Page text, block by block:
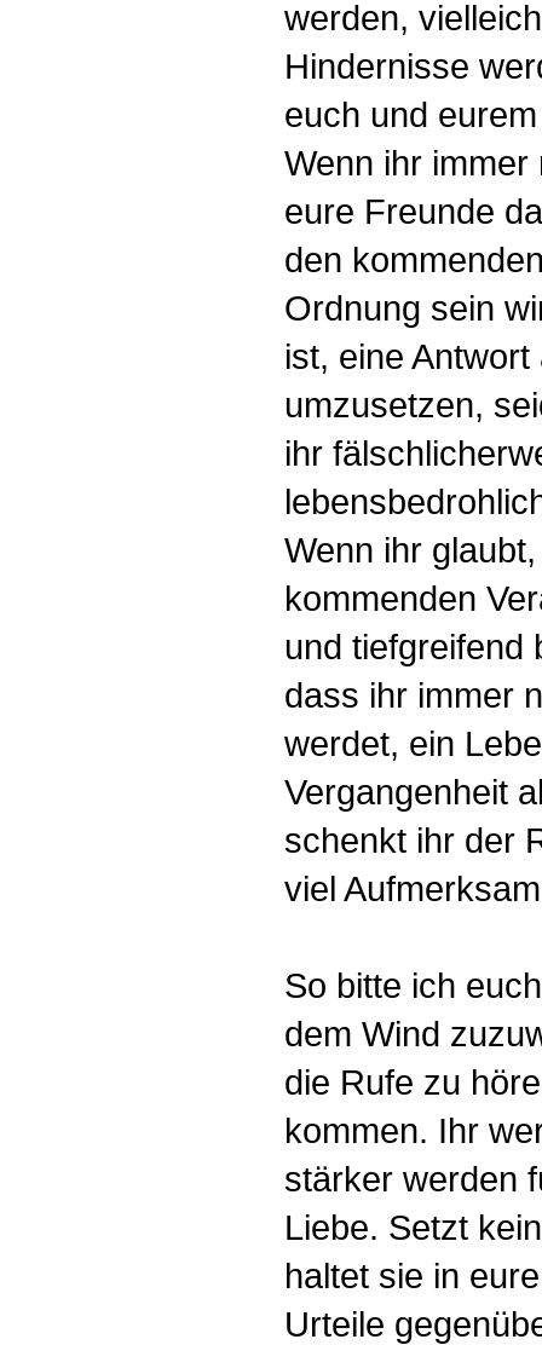
werden,
Hindernisse
euch und
Wenn ihr
eure Freunde
den
Ordnung sein
ist, eine
umzusetzen,
ihr
Wenn ihr
kommenden
und tiefgreifend
dass ihr immer
werdet, ein
Vergangenheit
schenkt ihr der
viel
So bitte ich
dem Wind
die Rufe zu
kommen. Ihr
stärker werden
Liebe. Setzt
haltet sie in
Urteile